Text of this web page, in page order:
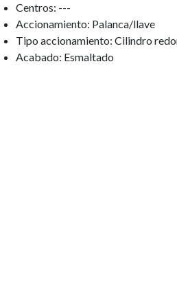
Centros: ---
Accionamiento: Palanca/llave
Tipo accionamiento: Cilindro
Acabado: Esmaltado